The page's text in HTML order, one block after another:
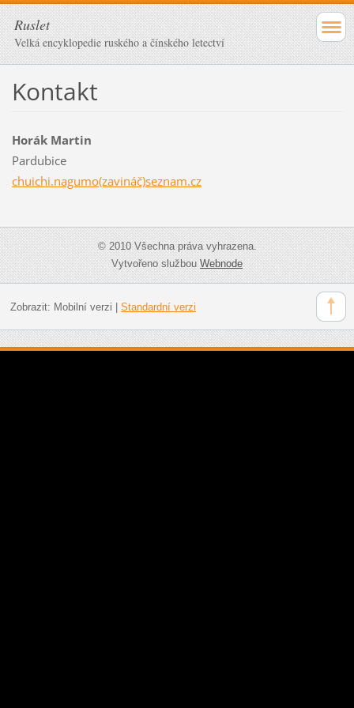
Ruslet
Velká encyklopedie ruského a čínského letectví
Kontakt
Horák Martin
Pardubice
chuichi.nagumo(zavináč)seznam.cz
© 2010 Všechna práva vyhrazena.
Vytvořeno službouWebnode
Zobrazit: Mobilní verzi Standardní verzi